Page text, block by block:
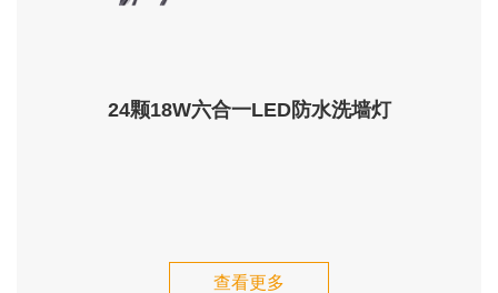
24颗18W六合一LED防水洗墙灯
查看更多